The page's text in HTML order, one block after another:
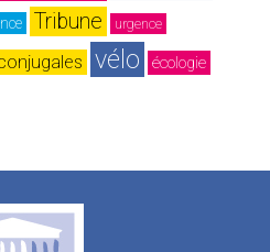
Tribune urgence
vélo écologie